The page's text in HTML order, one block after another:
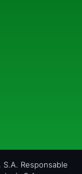
Responsable